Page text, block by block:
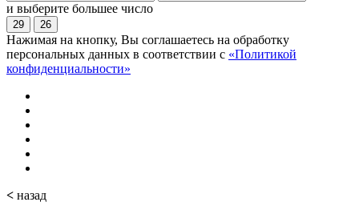
и выберите большее число
29 26
Нажимая на кнопку, Вы соглашаетесь на обработку
персональных данных в соответствии с «Политикой
конфиденциальности»
< назад